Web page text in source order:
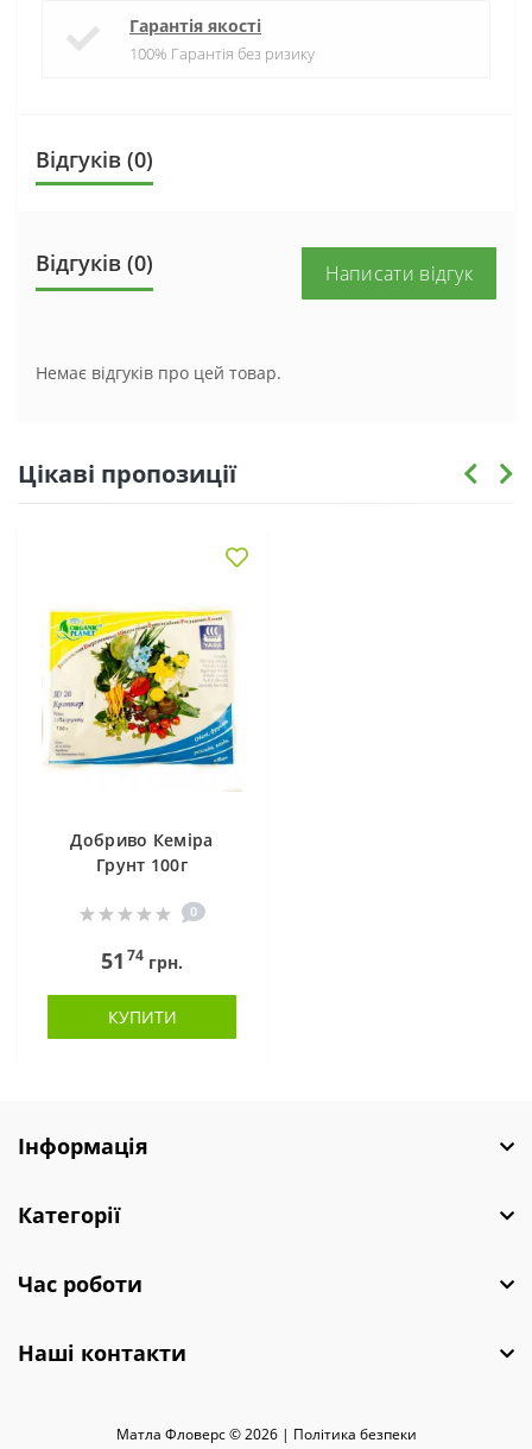
Гарантія якості
100% Гарантія без ризику
Відгуків (0)
Відгуків (0) Написати відгук
Немає відгуків про цей товар.
Цікаві пропозиції
Добриво Кеміра
Грунт 100г
0
51 74 грн.
КУПИТИ
Інформація
Категорії
Час роботи
Наші контакти
Матла Фловерс © 2026 | Полiтика безпеки